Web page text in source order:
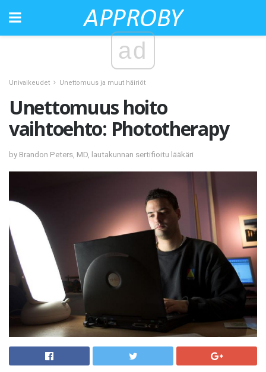
ad
Univaikeudet Unettomuus ja muut häiriöt
Unettomuus hoito
vaihtoehto: Phototherapy
by Brandon Peters, MD, lautakunnan sertifioitu lääkäri